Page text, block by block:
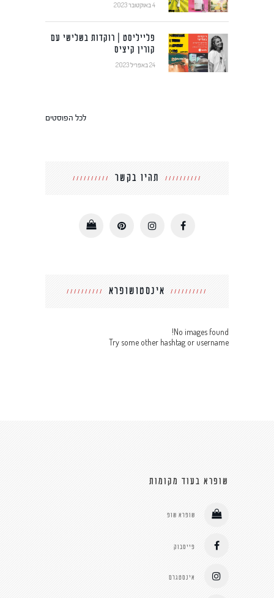
4 באוקטובר 2023
פלייליסט | רוקדות בשלישי עם
קורין קיציס
24 באפריל 2023
לכל הפוסטים
תהיו בקשר
אינסטושופרא
No images found!
Try some other hashtag or username
שופרא בעוד מקומות
שופרא שופ
פייסבוק
אינסטגרם